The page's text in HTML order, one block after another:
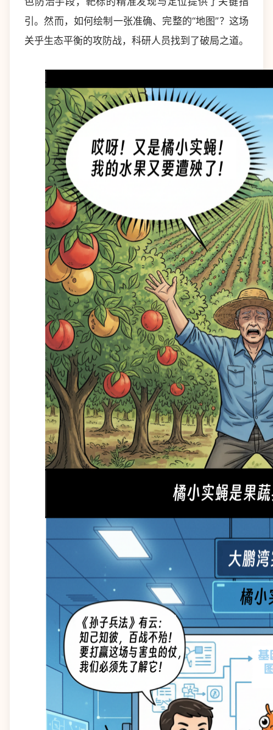
引。然而，如何绘制一张准确、完整的“地图”？这场
关乎生态平衡的攻防战，科研人员找到了破局之道。